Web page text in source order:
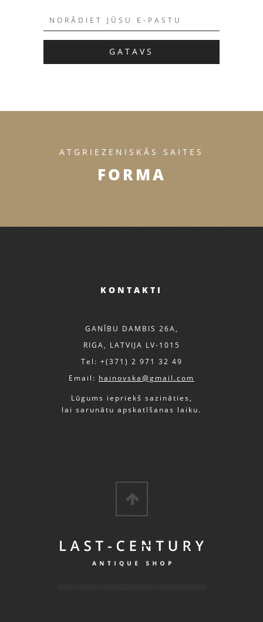
GATAVS
ATGRIEZENISKĀS SAITES
FORMA
KONTAKTI
GANĪBU DAMBIS 26A,
RIGA, LATVIJA LV-1015
Tel: +(371) 2 971 32 49
Email: hainovska@gmail.com
Lūgums iepriekš sazināties,
lai sarunātu apskatīšanas laiku.